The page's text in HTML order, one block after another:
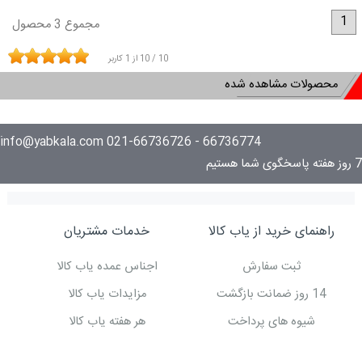
1
مجموع 3 محصول
10 / 10 از 1 کاربر
محصولات مشاهده شده
66736774 - 021-66736726 info@yabkala.com
7 روز هفته پاسخگوی شما هستیم
راهنمای خرید از یاب کالا
ثبت سفارش
14 روز ضمانت بازگشت
شیوه های پرداخت
خدمات مشتریان
اجناس عمده یاب کالا
مزایدات یاب کالا
هر هفته یاب کالا